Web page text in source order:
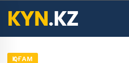
ҚОҒАМ